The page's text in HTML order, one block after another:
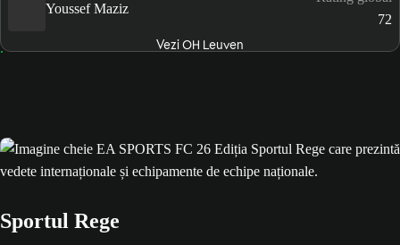
Youssef Maziz
72
Vezi OH Leuven
Sportul Rege